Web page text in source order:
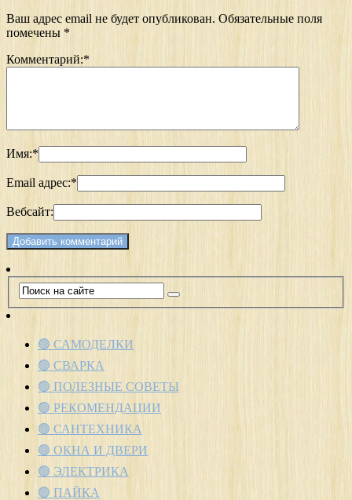
Ваш адрес email не будет опубликован. Обязательные поля
помечены *
Комментарий:*
Имя:*
Email адрес:*
Вебсайт:
🟢 САМОДЕЛКИ
🟢 СВАРКА
🟢 ПОЛЕЗНЫЕ СОВЕТЫ
🟢 РЕКОМЕНДАЦИИ
🟢 САНТЕХНИКА
🟢 ОКНА И ДВЕРИ
🟢 ЭЛЕКТРИКА
🟢 ПАЙКА